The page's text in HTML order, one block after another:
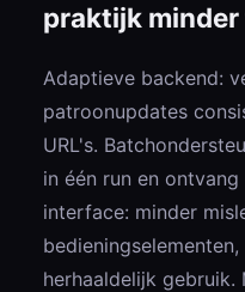
praktijk
Adaptieve backend:
patroonupdates
URL's.
in één run en
interface: minder
herhaaldelijk gebruik.